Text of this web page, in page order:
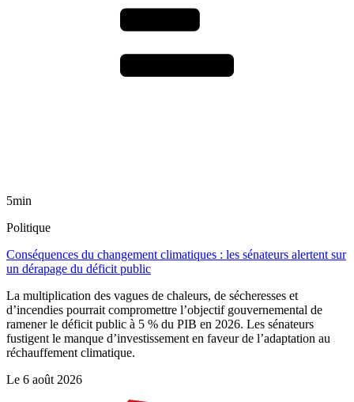
5min
Politique
Conséquences du changement climatiques : les sénateurs alertent sur
un dérapage du déficit public
La multiplication des vagues de chaleurs, de sécheresses et
d’incendies pourrait compromettre l’objectif gouvernemental de
ramener le déficit public à 5 % du PIB en 2026. Les sénateurs
fustigent le manque d’investissement en faveur de l’adaptation au
réchauffement climatique.
Le 6 août 2026